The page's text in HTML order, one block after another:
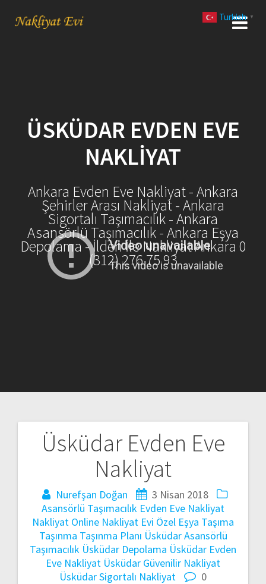
ÜSKÜDAR EVDEN EVE
NAKLIYAT
Ankara Evden Eve Nakliyat - Ankara
Şehirler Arası Nakliyat - Ankara
Sigortalı Taşımacılık - Ankara
Asansörlü Taşımacılık - Ankara Eşya
Depolama - İlden İle Nakliyat Ankara 0
(312) 276 75 93
Üsküdar Evden Eve
Nakliyat
Nurefşan Doğan
3 Nisan 2018
Asansörlü Taşımacılık Evden Eve Nakliyat
Nakliyat Online Nakliyat Evi Özel Eşya Taşıma
Taşınma Taşınma Planı Üsküdar Asansörlü
Taşımacılık Üsküdar Depolama Üsküdar Evden
Eve Nakliyat Üsküdar Güvenilir Nakliyat
Üsküdar Sigortalı Nakliyat
0
Yazı
gezinmesi
Turkish ▼